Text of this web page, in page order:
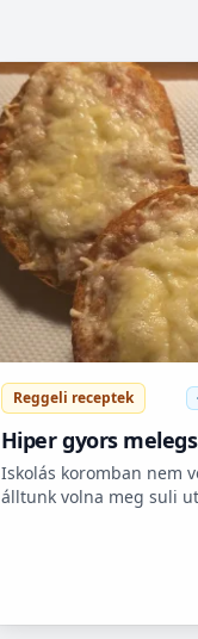
Reggeli receptek
Hiper gyors
sütőbe
Iskolás koromban nem
álltunk volna meg suli